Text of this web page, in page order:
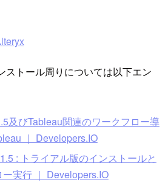
トール周りについては以下エン
及びTableau関連のワークフロー導
｜ Developers.IO
: トライアル版のインストールと
実行 ｜ Developers.IO